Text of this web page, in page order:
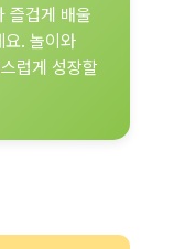
즐겁게 배울
요. 놀이와
럽게 성장할